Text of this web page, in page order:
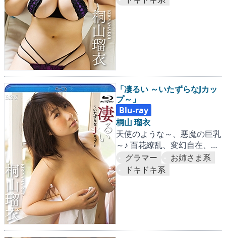
「凄るい ～いたずらなJカッ
プ～」
Blu-ray
桐山 瑠衣
天使のような～、悪魔の巨乳
～♪ 百花繚乱、変幻自在、め
くるめくJカップの嵐！
グラマー
お姉さま系
ドキドキ系